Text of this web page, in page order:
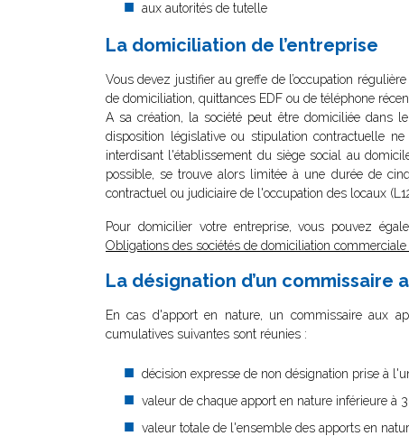
aux autorités de tutelle
La domiciliation de l’entreprise
Vous devez justifier au greffe de l’occupation
de domiciliation, quittances EDF ou de téléphone
A sa création, la société peut être domiciliée dans
disposition législative ou stipulation contractuelle
interdisant l'établissement du siège social au
possible, se trouve alors limitée à une durée de
contractuel ou judiciaire de l'occupation des locaux
Pour domicilier votre entreprise, vous pouvez
Obligations des sociétés de domiciliation
La désignation d’un commissaire
En cas d'apport en nature, un commissaire aux
cumulatives suivantes sont réunies :
décision expresse de non désignation prise à
valeur de chaque apport en nature inférieure à
valeur totale de l'ensemble des apports en